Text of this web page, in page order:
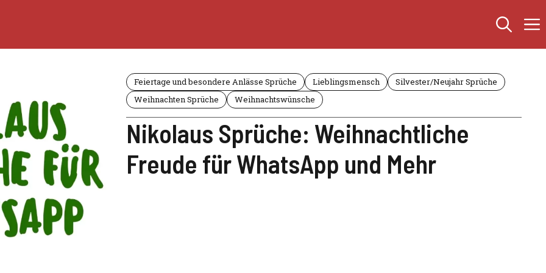
Feiertage und besondere Anlässe Sprüche Lieblingsmensch
Silvester/Neujahr Sprüche
Weihnachten Sprüche
Weihnachtswünsche
Nikolaus Sprüche: Weihnachtliche
Freude für WhatsApp und Mehr